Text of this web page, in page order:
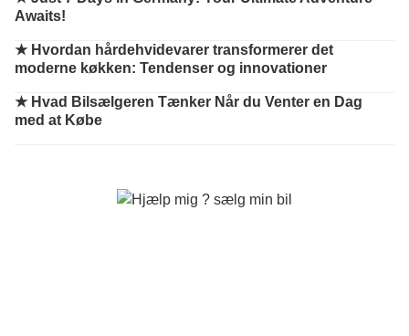
Awaits!
★ Hvordan hårdehvidevarer transformerer det
moderne køkken: Tendenser og innovationer
★ Hvad Bilsælgeren Tænker Når du Venter en Dag
med at Købe